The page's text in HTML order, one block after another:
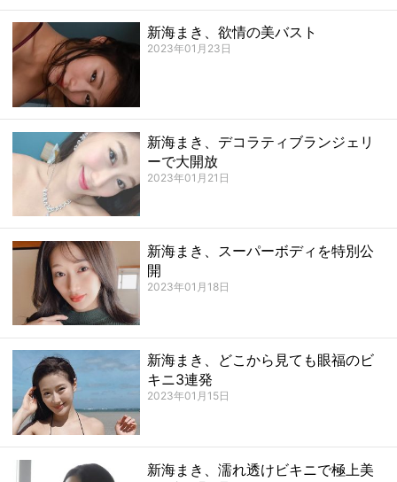
新海まき、欲情の美バスト
2023年01月23日
新海まき、デコラティブランジェリ
ーで大開放
2023年01月21日
新海まき、スーパーボディを特別公
開
2023年01月18日
新海まき、どこから見ても眼福のビ
キニ3連発
2023年01月15日
新海まき、濡れ透けビキニで極上美